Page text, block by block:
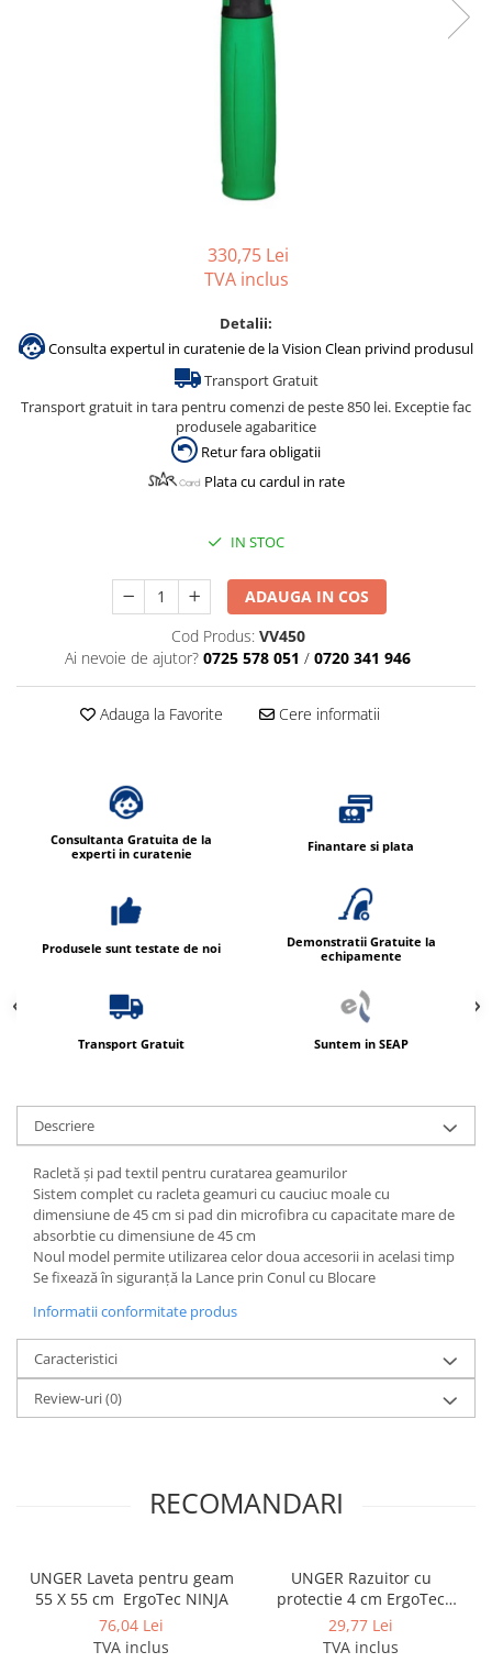
Gama de cosmetice hoteliere
Gama de cosmetice hoteliere Sense
330,75 Lei
TVA inclus
Detalii:
Consulta expertul in curatenie de la Vision Clean privind produsul
Transport Gratuit
Transport gratuit in tara pentru comenzi de peste 850 lei. Exceptie fac
produsele agabaritice
Retur fara obligatii
Plata cu cardul in rate
IN STOC
ADAUGA IN COS
Cod Produs: VV450
Ai nevoie de ajutor? 0725 578 051 / 0720 341 946
Adauga la Favorite Cere informatii
Consultanta Gratuita de la
experti in curatenie
Finantare si plata
Produsele sunt testate de noi
Demonstratii Gratuite la
echipamente
Transport Gratuit Suntem in SEAP
Descriere
Racletă și pad textil pentru curatarea geamurilor
Sistem complet cu racleta geamuri cu cauciuc moale cu
dimensiune de 45 cm si pad din microfibra cu capacitate mare de
absorbtie cu dimensiune de 45 cm
Noul model permite utilizarea celor doua accesorii in acelasi timp
Se fixează în siguranță la Lance prin Conul cu Blocare
Informatii conformitate produs
Caracteristici
Review-uri(0)
RECOMANDARI
UNGER Laveta pentru geam
55 X 55 cm ErgoTec NINJA
76,04 Lei
TVA inclus
UNGER Razuitor cu
protectie 4 cm ErgoTec
Safety Scraper
29,77 Lei
TVA inclus